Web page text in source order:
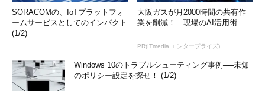
それぞれ、以下のように読み解ける。
[1] ラナディブのことを知っていた人は、群衆のなかにはおそら
[2] 1980年代にウォール・ストリート（米金融業界）のデジタ
ル化を進めた人間として
SORACOMの、IoTプラットフォ
ームサービスとしてのインパクト
(1/2)
大阪ガスが月2000時間の共有作
業を削減！ 現場のAI活用術
PR(ITmedia エンタープライズ)
Windows 10のトラブルシューティング事例──未知
のポリシー設定を探せ！ (1/2)